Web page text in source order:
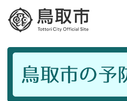
メニューを飛ばし